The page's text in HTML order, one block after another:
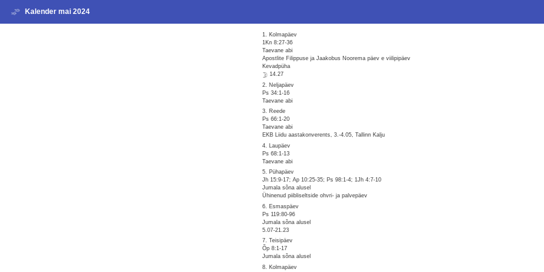
Kalender mai 2024
1. Kolmapäev
1Kn 8:27-36
Taevane abi
Apostlite Filippuse ja Jaakobus Noorema päev e viilipipäev
Kevadpüha
14.27
2. Neljapäev
Ps 34:1-16
Taevane abi
3. Reede
Ps 66:1-20
Taevane abi
EKB Liidu aastakonverents, 3.-4.05, Tallinn Kalju
4. Laupäev
Ps 68:1-13
Taevane abi
5. Pühapäev
Jh 15:9-17; Ap 10:25-35; Ps 98:1-4; 1Jh 4:7-10
Jumala sõna alusel
Ühinenud piibliseltside ohvri- ja palvepäev
6. Esmaspäev
Ps 119:80-96
Jumala sõna alusel
5.07-21.23
7. Teisipäev
Õp 8:1-17
Jumala sõna alusel
8. Kolmapäev